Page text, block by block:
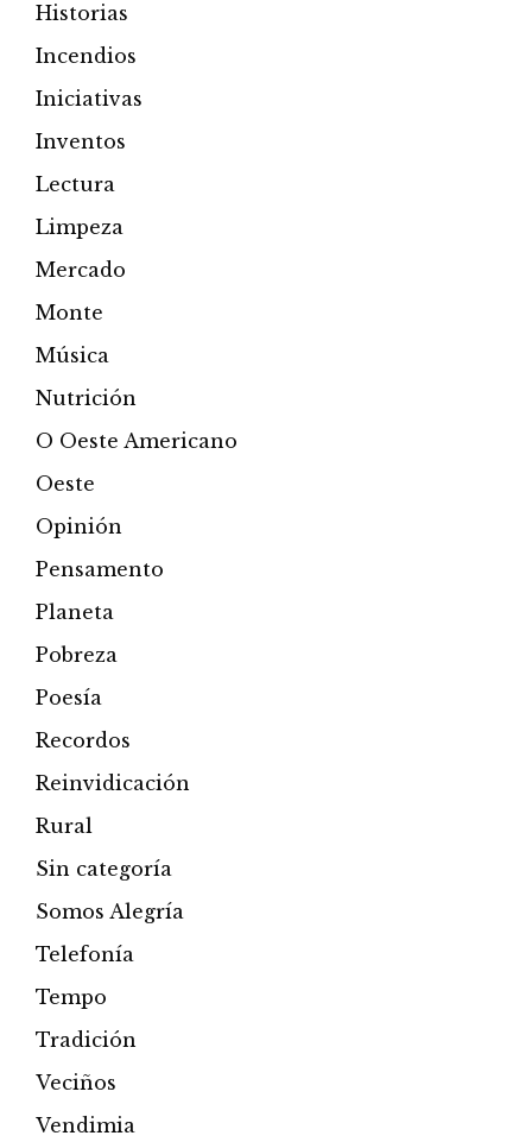
Historias
Incendios
Iniciativas
Inventos
Lectura
Limpeza
Mercado
Monte
Música
Nutrición
O Oeste Americano
Oeste
Opinión
Pensamento
Planeta
Pobreza
Poesía
Recordos
Reinvidicación
Rural
Sin categoría
Somos Alegría
Telefonía
Tempo
Tradición
Veciños
Vendimia